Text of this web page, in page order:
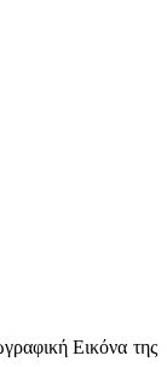
Εικόνα της